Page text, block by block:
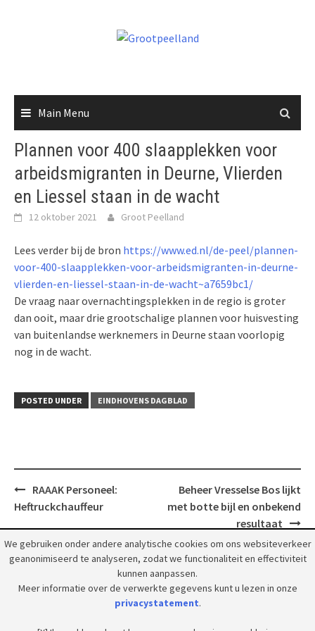
Main Menu
Plannen voor 400 slaapplekken voor
arbeidsmigranten in Deurne, Vlierden
en Liessel staan in de wacht
12 oktober 2021 Groot Peelland
Lees verder bij de bron https://www.ed.nl/de-peel/plannen-
voor-400-slaapplekken-voor-arbeidsmigranten-in-deurne-
vlierden-en-liessel-staan-in-de-wacht~a7659bc1/
De vraag naar overnachtingsplekken in de regio is groter
dan ooit, maar drie grootschalige plannen voor huisvesting
van buitenlandse werknemers in Deurne staan voorlopig
nog in de wacht.
POSTED UNDER EINDHOVENS DAGBLAD
Post
navigation
RAAAK Personeel:
Heftruckchauffeur
Beheer Vresselse Bos lijkt
met botte bijl en onbekend
resultaat
© 2018 Grootpeelland. Alle rechten voorbehouden.
We gebruiken onder andere analytische cookies om ons websiteverkeer
geanonimiseerd te analyseren, zodat we functionaliteit en effectiviteit
kunnen aanpassen.
Meer informatie over de verwerkte gegevens kunt u lezen in onze
privacystatement.